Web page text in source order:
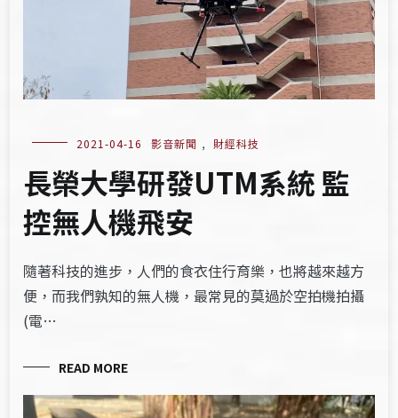
2021-04-16 影音新聞 , 財經科技
長榮大學研發UTM系統 監
控無人機飛安
隨著科技的進步，人們的食衣住行育樂，也將越來越方
便，而我們孰知的無人機，最常見的莫過於空拍機拍攝
(電…
READ MORE